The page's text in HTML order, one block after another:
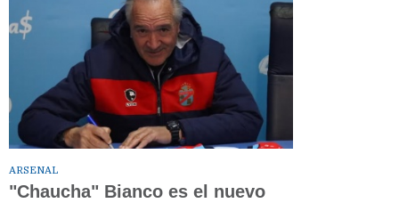
ARSENAL
"Chaucha" Bianco es el nuevo